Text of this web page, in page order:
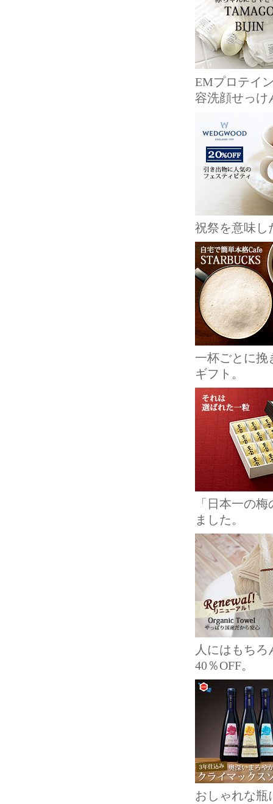
EMプロテイ
容洗顔せっけ
祝祭を意味し
一杯ごとに挽
ギフト。
「日本一の
ました。
人にはもち
40％OFF。
おしゃれな